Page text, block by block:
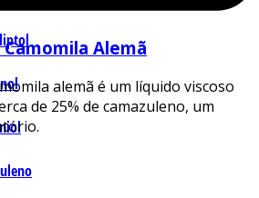
Alemã
alemã é um líquido viscoso
de 25% de camazuleno, um